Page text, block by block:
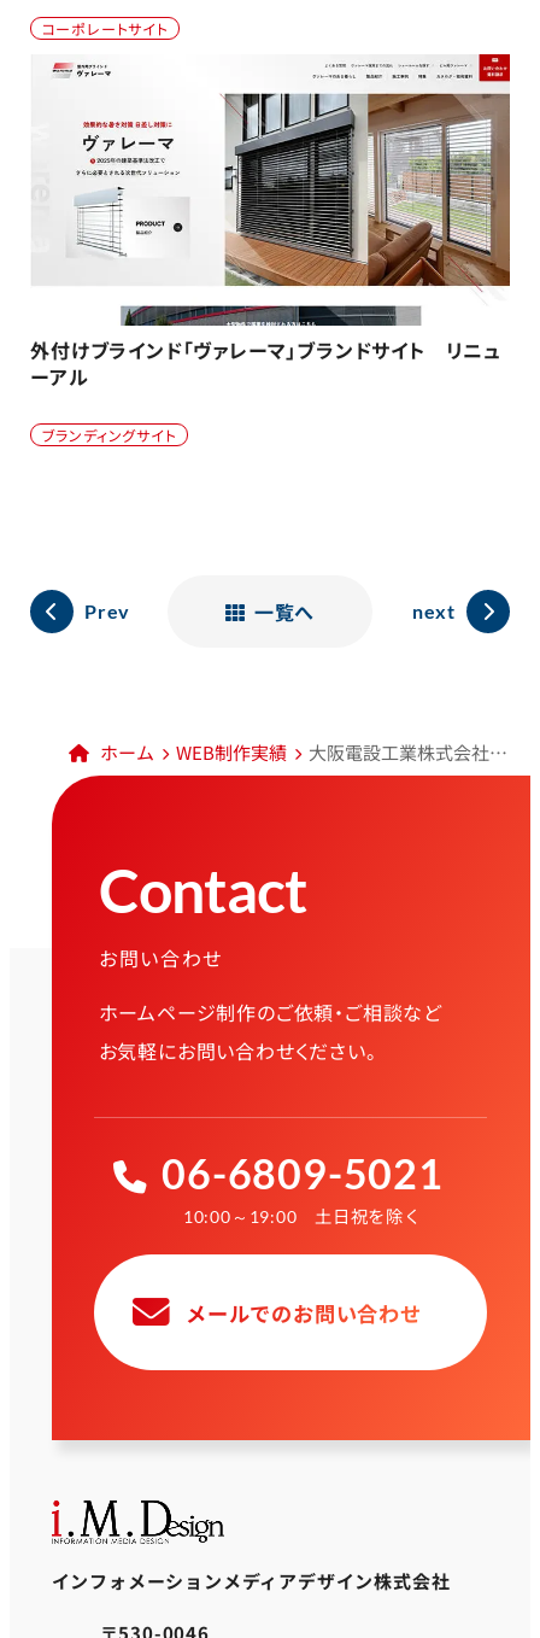
コーポレートサイト
外付けブラインド「ヴァレーマ」ブランドサイト リニュ
ーアル
ブランディングサイト
Prev 一覧へ next
ホーム WEB制作実績 大阪電設工業株式会社様 コーポレートサイト
Contact
お問い合わせ
ホームページ制作のご依頼・ご相談など
お気軽にお問い合わせください。
06-6809-5021
10:00～19:00 土日祝を除く
メールでのお問い合わせ
インフォメーションメディアデザイン株式会社